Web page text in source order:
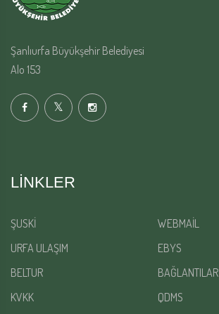
Şanlıurfa Büyükşehir Belediyesi
Alo 153
LINKLER
ŞUSKİ
WEBMAİL
URFA ULAŞIM
EBYS
BELTUR
BAĞLANTILAR
KVKK
QDMS